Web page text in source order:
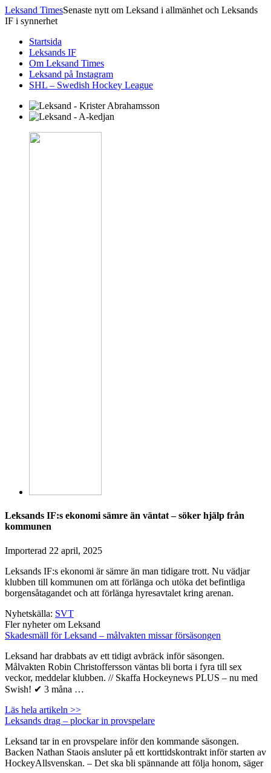
Leksand TimesSenaste nytt om Leksand i allmänhet och Leksands
IF i synnerhet
Startsida
Leksands IF
Om Leksand Times
Leksand på Instagram
SHL – Swedish Hockey League
Leksands IF:s ekonomi sämre än väntat – söker hjälp från
kommunen
Importerad 22 april, 2025
Leksands IF:s ekonomi är sämre än man tidigare trott. Nu vädjar
klubben till kommunen om att förlänga och utöka det befintliga
borgensåtagandet och att förlänga hyresavtalet kring arenan.
Nyhetskälla: SVT
Fler nyheter om Leksand
Skadesmäll för Leksand – målvakten missar försäsongen
Leksand har drabbats av ett tidigt avbräck inför säsongen.
Målvakten Robin Christoffersson väntas bli borta i fyra till sex
veckor, meddelar klubben. // Skaffa Hockeynews PLUS – nu med
Swish! ✔ 3 måna …
Läs hela artikeln >>
Leksands drag – plockar in provspelare
Leksand tar in en provspelare inför den kommande säsongen.
Backen Nathan Staois ansluter på ett korttidskontrakt inför starten av
HockeyAllsvenskan. – Det ska bli spännande att följa honom, säger